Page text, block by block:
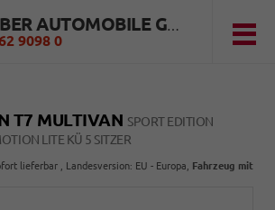
HUBER AUTOMOBILE GMBH
9098 0
T7 MULTIVAN SPORT EDITION
LITE KÜ 5 SITZER
lieferbar , Landesversion: EU - Europa, Fahrzeug mit